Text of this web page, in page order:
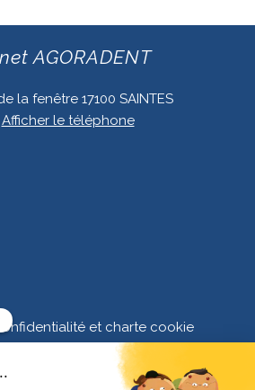
AGORADENT
la fenêtre 17100 SAINTES
Afficher le téléphone
et charte cookie
Générales Utilisation